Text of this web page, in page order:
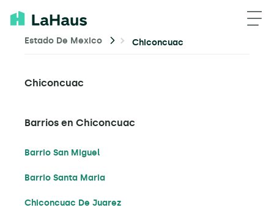
Estado De Mexico Chiconcuac
Chiconcuac
Barrios en Chiconcuac
Barrio San Miguel
Barrio Santa Maria
Chiconcuac De Juarez